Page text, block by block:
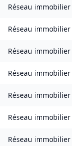
Réseau immobilier
Réseau immobilier
Réseau immobilier
Réseau immobilier
Réseau immobilier
Réseau immobilier
Réseau immobilier